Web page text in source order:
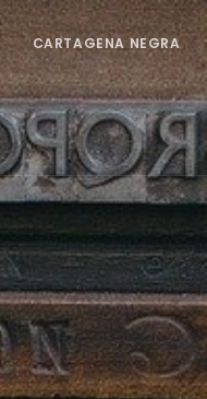
CARTAGENA NEGRA